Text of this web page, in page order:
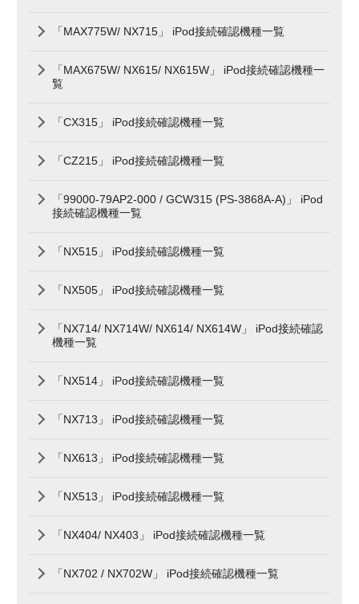
「MAX775W/ NX715」 iPod接続確認機種一覧
「MAX675W/ NX615/ NX615W」 iPod接続確認機種一
覧
「CX315」 iPod接続確認機種一覧
「CZ215」 iPod接続確認機種一覧
「99000-79AP2-000 / GCW315 (PS-3868A-A)」 iPod
接続確認機種一覧
「NX515」 iPod接続確認機種一覧
「NX505」 iPod接続確認機種一覧
「NX714/ NX714W/ NX614/ NX614W」 iPod接続確認
機種一覧
「NX514」 iPod接続確認機種一覧
「NX713」 iPod接続確認機種一覧
「NX613」 iPod接続確認機種一覧
「NX513」 iPod接続確認機種一覧
「NX404/ NX403」 iPod接続確認機種一覧
「NX702 / NX702W」 iPod接続確認機種一覧